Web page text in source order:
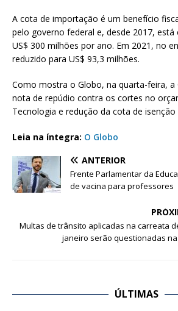
A cota de importação é um benefício
pelo governo federal e, desde 2017,
US$ 300 milhões por ano. Em 2021, no
reduzido para US$ 93,3 milhões.
Como mostra o Globo, na quarta-feira, a
nota de repúdio contra os cortes no
Tecnologia e redução da cota de isenção
Leia na íntegra: O Globo
ANTERIOR
Frente Parlamentar da
de vacina para professores
Multas de trânsito aplicadas na carreata
janeiro serão questionadas na
ÚLTIMAS